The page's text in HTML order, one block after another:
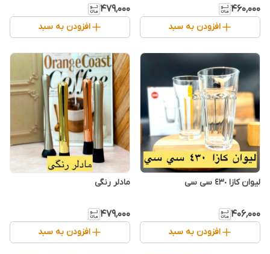
۴۶۰٬۰۰۰
افزودن به سبد
۴۷۹٬۰۰۰
افزودن به سبد
لیوان کازا ٤٣٠ سی سی
۴۰۶٬۰۰۰
افزودن به سبد
مادلر رنگی
۴۷۹٬۰۰۰
افزودن به سبد